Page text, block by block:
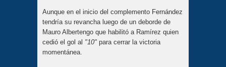
Aunque en el inicio del complemento Fernández
tendría su revancha luego de un deborde de
Mauro Albertengo que habilitó a Ramírez quien
cedió el gol al "10" para cerrar la victoria
momentánea.